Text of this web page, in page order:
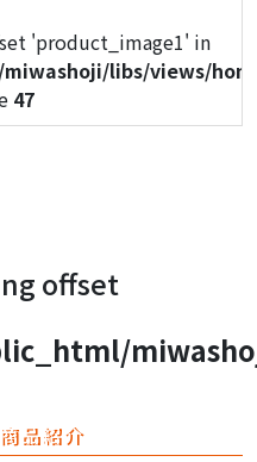
商品紹介
'product_image1' in
libs/views/
47
'product_image1' in
libs/views/
'product_image1' in
libs/views/
47
offset